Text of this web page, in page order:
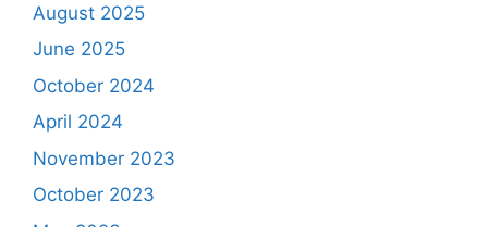
August 2025
June 2025
October 2024
April 2024
November 2023
October 2023